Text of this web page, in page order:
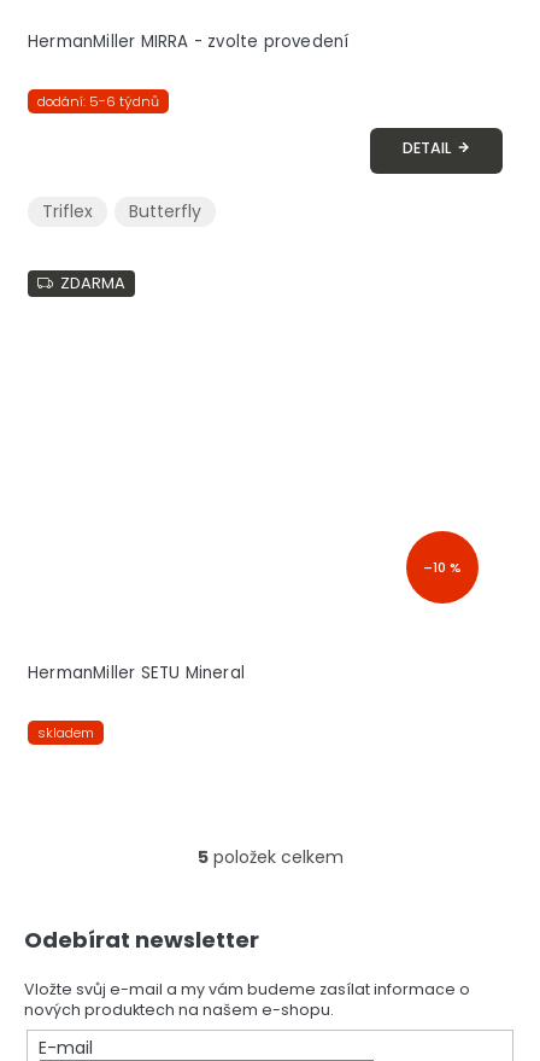
HermanMiller MIRRA - zvolte provedení
dodání: 5-6 týdnů
DETAIL
Triflex Butterfly
ZDARMA
–10 %
HermanMiller SETU Mineral
skladem
O
a
c
í
5položek celkem
Odebírat newsletter
Vložte svůj e-mail a my vám budeme zasílat informace o
nových produktech na našem e-shopu.
E-mail